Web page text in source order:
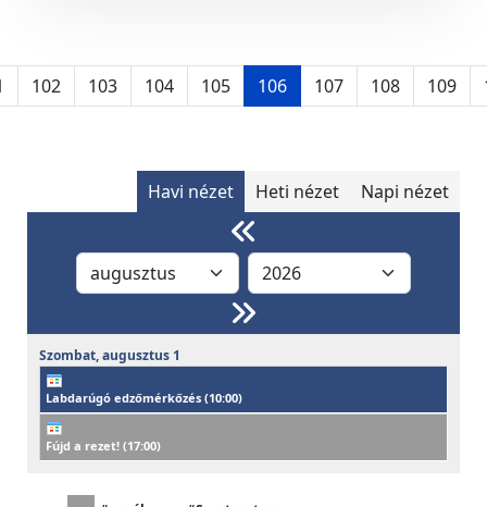
102 103 104 105 106 107 108 109
Havi nézet Heti nézet Napi nézet
Szombat,augusztus 1
Labdarúgó edzőmérkőzés (10:00)
Fújd a rezet! (17:00)